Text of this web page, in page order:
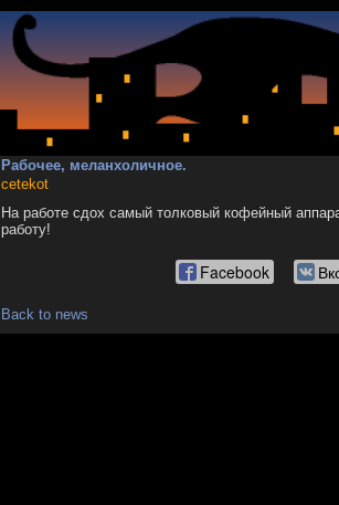
Рабочее, меланхоличное.
cetekot
На работе сдох самый толковый кофейный
работу!
Facebook
Back to news